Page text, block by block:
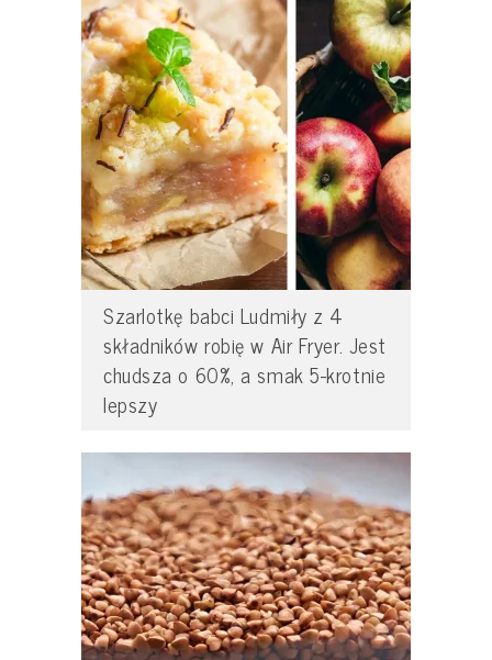
Szarlotkę babci Ludmiły z 4
składników robię w Air Fryer. Jest
chudsza o 60%, a smak 5-krotnie
lepszy